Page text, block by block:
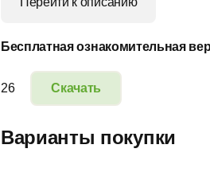
Бесплатная ознакомительная
Скачать
26
Варианты покупки